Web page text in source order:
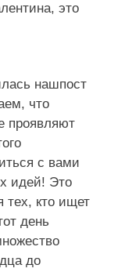
это
нашпост
что
проявляют
с вами
идей! Это
тех, кто ищет
день
до